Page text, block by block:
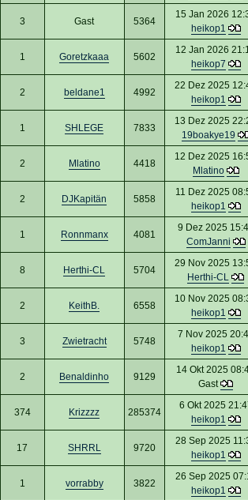
3 Gast 5364
15 Jan 2026
heikop1
1 Goretzkaaa 5602
12 Jan 2026
heikop7
2 beldane1 4992
22 Dez 2025
heikop1
1 SHLEGE 7833
13 Dez 2025
19boakye19
2 Mlatino 4418
12 Dez 2025
Mlatino
2 DJKapitän 5858
11 Dez 2025
heikop1
1 Ronnmanx 4081
9 Dez 2025
ComJanni
8 Herthi-CL 5704
29 Nov 2025
Herthi-CL
2 KeithB. 6558
10 Nov 2025
heikop1
3 Zwietracht 5748
7 Nov 2025
heikop1
2 Benaldinho 9129
14 Okt 2025
Gast
374 Krizzzz 285374
6 Okt 2025
heikop1
17 SHRRL 9720
28 Sep 2025
heikop1
1 vorrabby 3822
26 Sep 2025
heikop1